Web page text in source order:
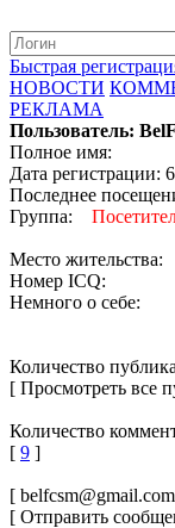
Быстрая
НОВОСТИ
РЕКЛАМА
Пользователь:
Полное имя:
Дата регистрации:
Последнее
Группа:
Место жительства:
Номер ICQ:
Немного о себе:
Количество
[ Просмотреть все
Количество
[ 9 ]
[
[ Отправить